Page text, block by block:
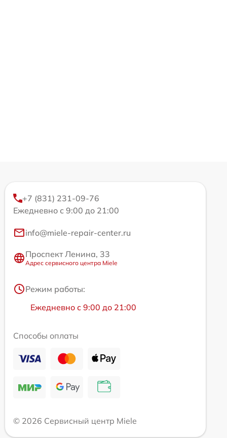
+7 (831) 231-09-76
Ежедневно с 9:00 до 21:00
info@miele-repair-center.ru
Проспект Ленина, 33
Адрес сервисного центра Miele
Режим работы:
Ежедневно с 9:00 до 21:00
Способы оплаты
© 2026 Сервисный центр Miele